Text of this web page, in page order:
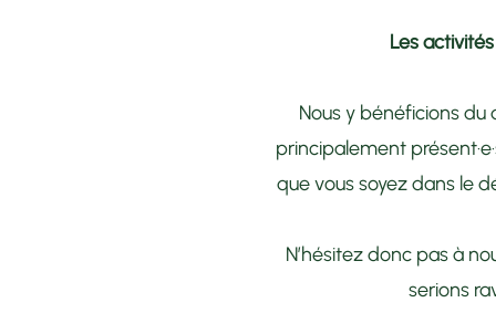
Les
Nous y bénéficions du
principalement présent
que vous soyez dans le
N’hésitez donc pas à
serions